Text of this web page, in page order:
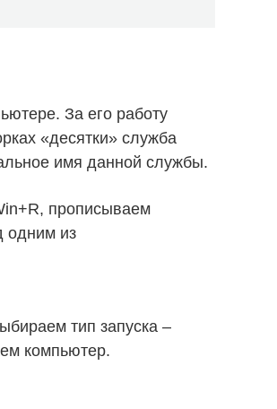
За его работу
«десятки» служба
имя данной службы.
прописываем
одним из
тип запуска –
компьютер.